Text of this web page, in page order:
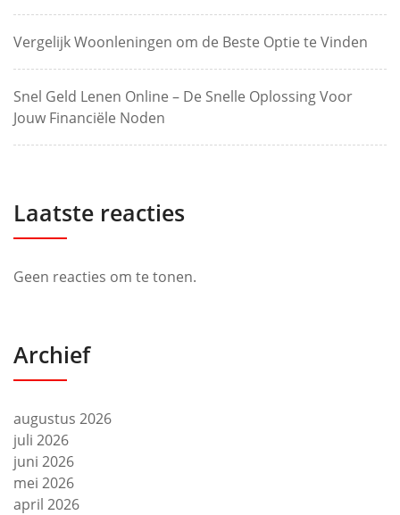
Vergelijk Woonleningen om de Beste Optie te Vinden
Snel Geld Lenen Online – De Snelle Oplossing Voor
Jouw Financiële Noden
Laatste reacties
Geen reacties om te tonen.
Archief
augustus 2026
juli 2026
juni 2026
mei 2026
april 2026